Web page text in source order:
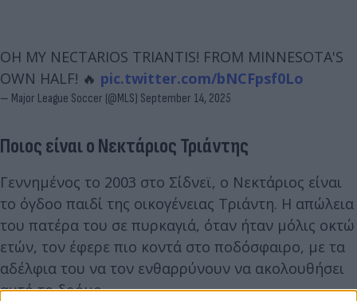
OH MY NECTARIOS TRIANTIS! FROM MINNESOTA'S
OWN HALF! 🔥 pic.twitter.com/bNCFpsf0Lo
— Major League Soccer (@MLS) September 14, 2025
Ποιος είναι ο Νεκτάριος Τριάντης
Γεννημένος το 2003 στο Σίδνεϊ, ο Νεκτάριος είναι
το όγδοο παιδί της οικογένειας Τριάντη. Η απώλεια
του πατέρα του σε πυρκαγιά, όταν ήταν μόλις οκτώ
ετών, τον έφερε πιο κοντά στο ποδόσφαιρο, με τα
αδέλφια του να τον ενθαρρύνουν να ακολουθήσει
αυτό το δρόμο.